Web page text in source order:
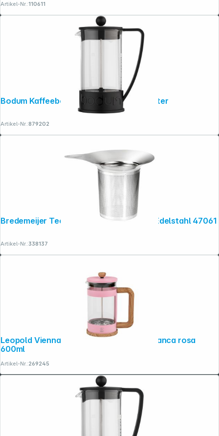
Artikel-Nr.:110611
Bodum Kaffeebereiter PRESS BRAZIL 1 Liter
Artikel-Nr.:879202
Bredemeijer Tee-Dauerfilter 89x114x78 Edelstahl 47061
Artikel-Nr.:338137
Leopold Vienna Kaffee- & Teebereiter Franca rosa
600ml
Artikel-Nr.:269245